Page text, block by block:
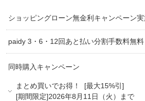
ショッピングローン無金利キャンペーン実
paidy 3・6・12回あと払い分割手数料無料
同時購入キャンペーン
まとめ買いでお得！ [最大15%引]
[期間限定]2026年8月11日（火）まで